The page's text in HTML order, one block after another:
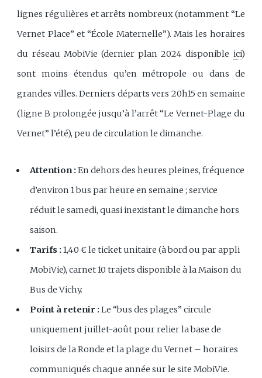
lignes régulières et arrêts nombreux (notamment “Le
Vernet Place” et “École Maternelle”). Mais les horaires
du réseau MobiVie (dernier plan 2024 disponible ici)
sont moins étendus qu’en métropole ou dans de
grandes villes. Derniers départs vers 20h15 en semaine
(ligne B prolongée jusqu’à l’arrêt “Le Vernet-Plage du
Vernet” l’été), peu de circulation le dimanche.
Attention :En dehors des heures pleines, fréquence
d’environ 1 bus par heure en semaine ; service
réduit le samedi, quasi inexistant le dimanche hors
saison.
Tarifs :1,40 € le ticket unitaire (à bord ou par appli
MobiVie), carnet 10 trajets disponible à la Maison du
Bus de Vichy.
Point à retenir :Le “bus des plages” circule
uniquement juillet-août pour relier la base de
loisirs de la Ronde et la plage du Vernet – horaires
communiqués chaque année sur le site MobiVie.